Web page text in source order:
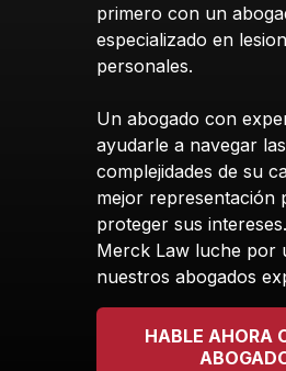
primero con un
especializado en
personales.
Un abogado con
ayudarle a navegar las
complejidades de su
mejor representación
proteger sus
Merck Law luche por
nuestros abogados
HABLE AHORA